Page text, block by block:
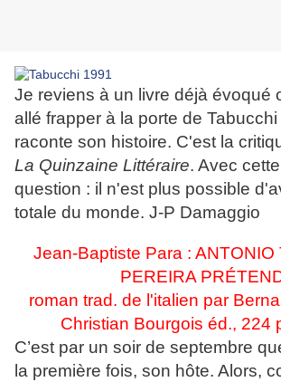
Je reviens à un livre déjà évoqué
allé frapper à la porte de
raconte son histoire. C'est la
La Quinzaine Littéraire. Avec
question : il n'est plus possible
totale du monde. J-P Damaggio
Jean-Baptiste Para : ANTONIO
PEREIRA
roman trad. de l'italien par
Christian Bourgois éd., 224
C’est par un soir de septembre
la première fois, son hôte. Alors,